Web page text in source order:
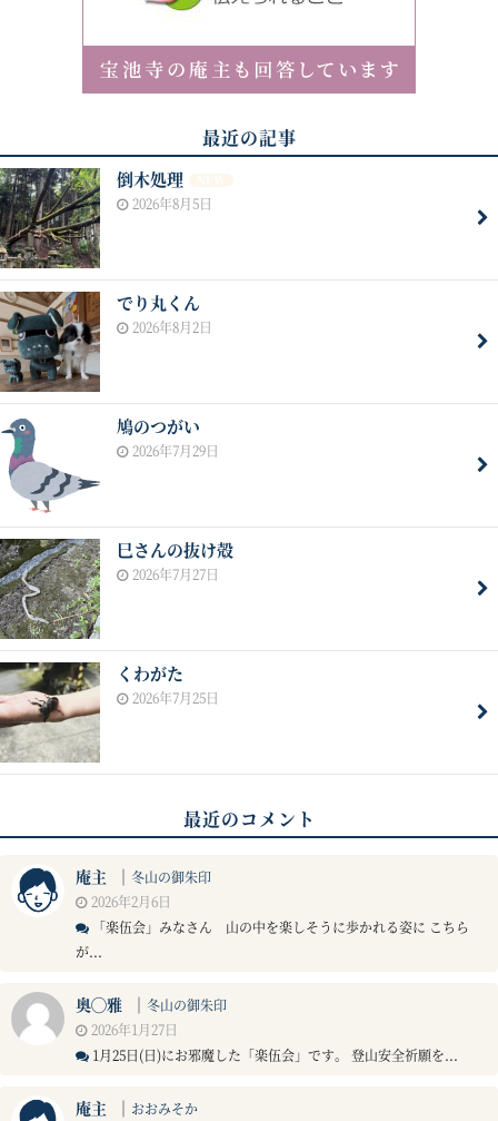
最近の記事
倒木処理
2026年8月5日
でり丸くん
2026年8月2日
鳩のつがい
2026年7月29日
巳さんの抜け殻
2026年7月27日
くわがた
2026年7月25日
最近のコメント
庵主 ｜ 冬山の御朱印
2026年2月6日
「楽伍会」みなさん 山の中を楽しそうに歩かれる姿に こちら
が...
奥◯雅 ｜ 冬山の御朱印
2026年1月27日
1月25日(日)にお邪魔した「楽伍会」です。 登山安全祈願を...
庵主 ｜ おおみそか